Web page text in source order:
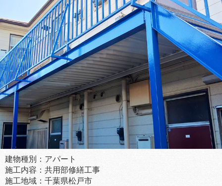
建物種別：アパート
施工内容：共用部修繕工事
施工地域：千葉県松戸市